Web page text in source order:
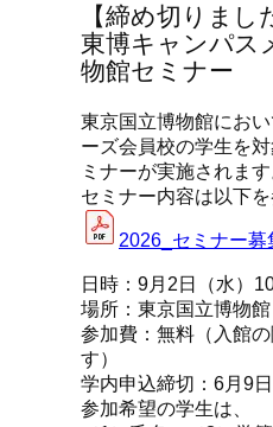
【締め切りま
東博キャンパ
物館セミナー
東京国立博物館にお
ーズ会員校の学生を
ミナーが実施されます
セミナー内容は以下を
2026_セミナー募
日時：9月2日（水）
場所：東京国立博物
参加費：無料（入館
す）
学内申込締切：6月9
参加希望の学生は、